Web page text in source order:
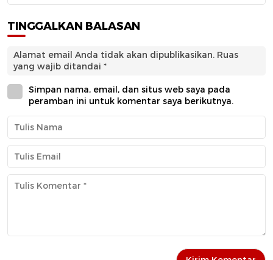
TINGGALKAN BALASAN
Alamat email Anda tidak akan dipublikasikan. Ruas
yang wajib ditandai *
Simpan nama, email, dan situs web saya pada
peramban ini untuk komentar saya berikutnya.